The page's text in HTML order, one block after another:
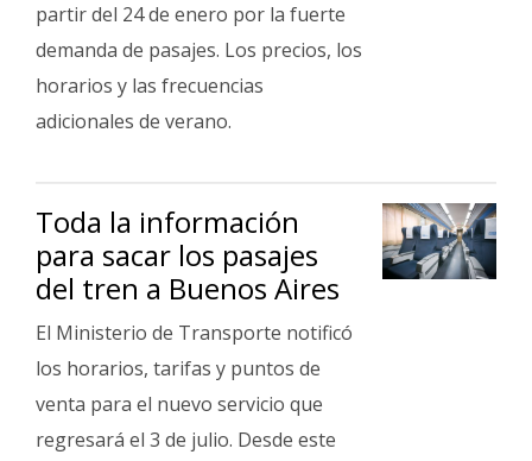
partir del 24 de enero por la fuerte
demanda de pasajes. Los precios, los
horarios y las frecuencias
adicionales de verano.
Toda la información
para sacar los pasajes
del tren a Buenos Aires
El Ministerio de Transporte notificó
los horarios, tarifas y puntos de
venta para el nuevo servicio que
regresará el 3 de julio. Desde este